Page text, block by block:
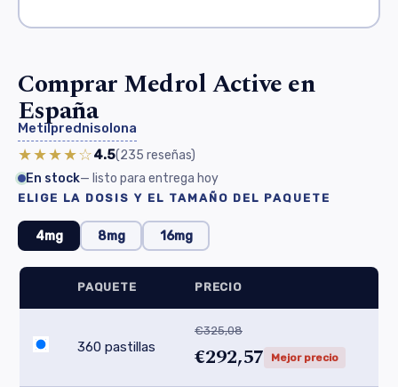
Comprar Medrol Active en
España
Metilprednisolona
★★★★☆4.5(235 reseñas)
En stock— listo para entrega hoy
ELIGE LA DOSIS Y EL TAMAÑO DEL PAQUETE
4mg 8mg 16mg
PAQUETE PRECIO
360 pastillas
€325,08
€292,57 Mejor precio